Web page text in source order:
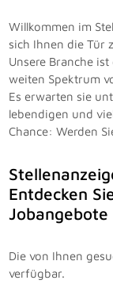
Willkommen im
sich Ihnen die Tür
Unsere Branche
weiten Spektrum
Es erwarten sie
lebendigen und
Chance: Werden
Entdecken
Jobangebote
Die von Ihnen
verfügbar.